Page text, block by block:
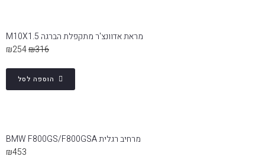
מראת אדוונצ'ר מתקפלת הברגה M10X1.5
₪316
₪254
הוספה לסל
מרחיב רגלית BMW F800GS/F800GSA
₪453